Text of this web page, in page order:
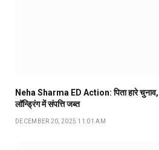
Neha Sharma ED Action: पिता हारे चुनाव,
लॉन्ड्रिंग में संपत्ति जब्त
DECEMBER 20, 2025 11:01 AM